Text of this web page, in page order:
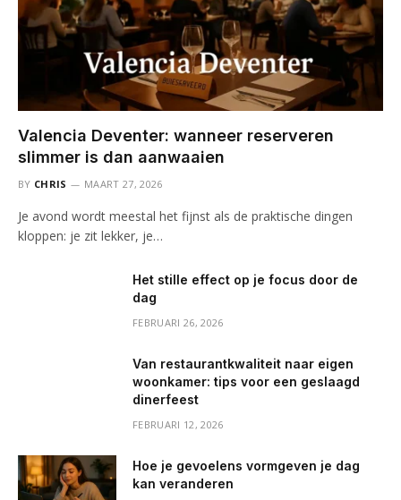
Valencia Deventer: wanneer reserveren
slimmer is dan aanwaaien
BY CHRIS MAART 27, 2026
Je avond wordt meestal het fijnst als de praktische dingen
kloppen: je zit lekker, je…
Het stille effect op je focus door de
dag
FEBRUARI 26, 2026
Van restaurantkwaliteit naar eigen
woonkamer: tips voor een geslaagd
dinerfeest
FEBRUARI 12, 2026
Hoe je gevoelens vormgeven je dag
kan veranderen